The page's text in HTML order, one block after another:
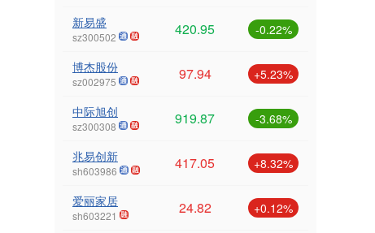
新易盛
sz300502 420.95 -0.22%
博杰股份
sz002975 97.94 +5.23%
中际旭创
sz300308 919.87 -3.68%
兆易创新
sh603986 417.05 +8.32%
爱丽家居
sh603221 24.82 +0.12%